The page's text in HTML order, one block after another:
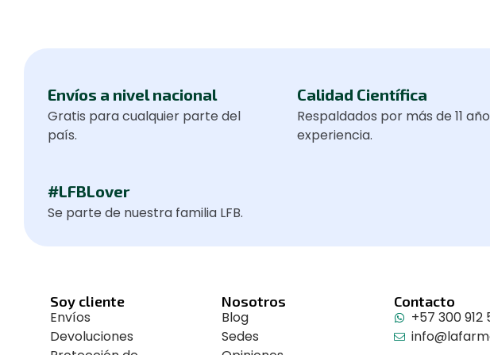
Envíos a nivel nacional
Gratis para cualquier parte del
país.
Calidad Científica
Respaldados por más de 11
experiencia.
#LFBLover
Se parte de nuestra familia LFB.
Soy cliente
Envíos
Devoluciones
Nosotros
Blog
Sedes
Contacto
+57 300 912